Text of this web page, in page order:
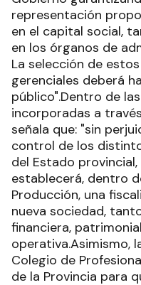
representación
en el capital social,
en los órganos de
La selección de
gerenciales deberá
público".Dentro de
incorporadas a través
señala que: "sin
control de los
del Estado
establecerá, dentro
Producción, una
nueva sociedad,
financiera,
operativa.Asimismo,
Colegio de
de la Provincia para